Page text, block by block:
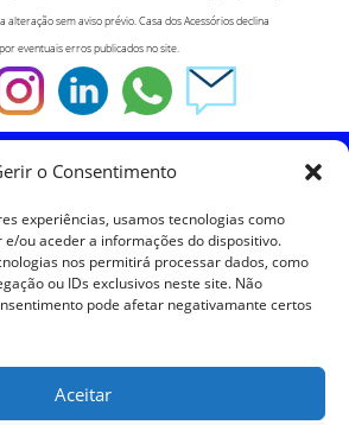
o Consentimento
experiências, usamos tecnologias como
ou aceder a informações do dispositivo.
nos permitirá processar dados, como
ou IDs exclusivos neste site. Não
pode afetar negativamante certos
Aceitar
alteração sem aviso prévio. Casa dos Acessórios declina
eventuais erros publicados no site.
Política de Cookies
de Privacidade
de Devoluções
Termos e Condições